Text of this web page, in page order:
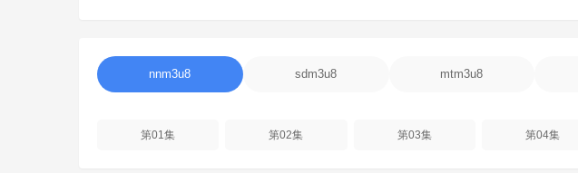
nnm3u8 sdm3u8 mtm3u8
第01集 第02集 第03集 第04集